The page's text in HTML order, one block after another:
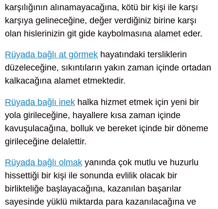
karşılığının alınamayacağına, kötü bir kişi ile karşı
karşıya gelineceğine, değer verdiğiniz birine karşı
olan hislerinizin git gide kaybolmasına alamet eder.
Rüyada bağlı at görmek hayatındaki tersliklerin
düzeleceğine, sıkıntıların yakın zaman içinde ortadan
kalkacağına alamet etmektedir.
Rüyada bağlı inek halka hizmet etmek için yeni bir
yola girileceğine, hayallere kısa zaman içinde
kavuşulacağına, bolluk ve bereket içinde bir döneme
girileceğine delalettir.
Rüyada bağlı olmak yanında çok mutlu ve huzurlu
hissettiği bir kişi ile sonunda evlilik olacak bir
birlikteliğe başlayacağına, kazanılan başarılar
sayesinde yüklü miktarda para kazanılacağına ve